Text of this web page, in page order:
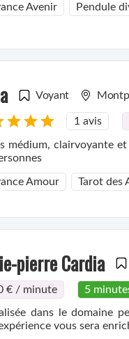
Avenir Pendule
Voyant
1 avis
médium, clairvoyante
Amour Tarot des
pierre Cardia
€ / minute 5
dans le domaine
vous sera